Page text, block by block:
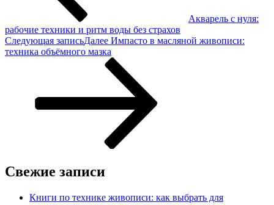
Акварель с нуля:
рабочие техники и ритм воды без страхов
Следующая записьДалее Импасто в масляной живописи:
техника объёмного мазка
Свежие записи
Книги по технике живописи: как выбрать для